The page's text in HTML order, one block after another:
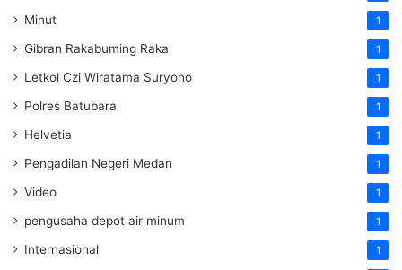
Minut 1
Gibran Rakabuming Raka 1
Letkol Czi Wiratama Suryono 1
Polres Batubara 1
Helvetia 1
Pengadilan Negeri Medan 1
Video 1
pengusaha depot air minum 1
Internasional 1